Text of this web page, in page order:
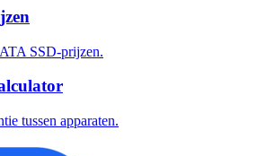
SSD-prijzen.
tussen apparaten.